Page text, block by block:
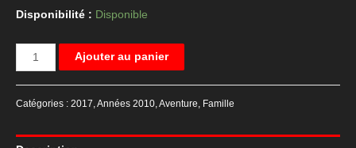
Disponibilité : Disponible
quantité
de
film
Ajouter au panier
Catégories : 2017,Années 2010,Aventure, Famille